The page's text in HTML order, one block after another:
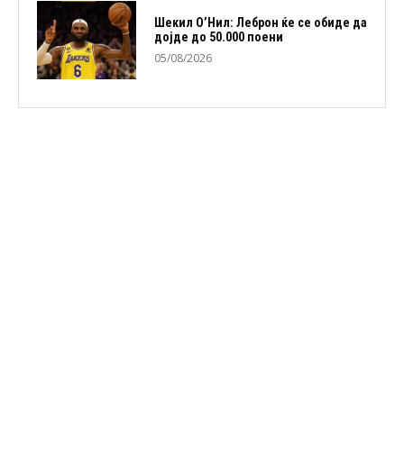
Шекил О’Нил: Леброн ќе се обиде да
дојде до 50.000 поени
05/08/2026